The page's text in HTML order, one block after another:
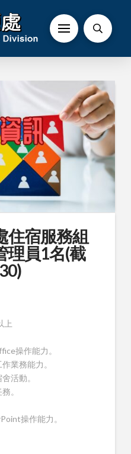
住宿服務組
理員1名(截
上
操作能力。
業務能力。
活動。
。
操作能力。